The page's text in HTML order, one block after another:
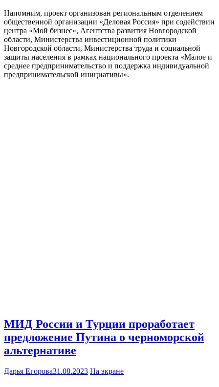
Напомним, проект организован региональным отделением
общественной организации «Деловая Россия» при содействии
центра «Мой бизнес», Агентства развития Новгородской
области, Министерства инвестиционной политики
Новгородской области, Министерства труда и социальной
защиты населения в рамках национального проекта «Малое и
среднее предпринимательство и поддержка индивидуальной
предпринимательской инициативы».
МИД России и Турции проработает
предложение Путина о черноморской
альтернативе
Дарья Егорова31.08.2023 На экране